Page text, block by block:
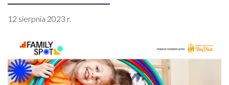
12 sierpnia 2023 r.